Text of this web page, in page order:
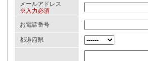
メールアドレス
※入力必須
お電話番号
都道府県